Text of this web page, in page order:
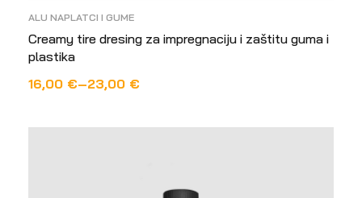
ALU NAPLATCI I GUME
Creamy tire dresing za impregnaciju i zaštitu guma i
plastika
16,00 €–23,00 €